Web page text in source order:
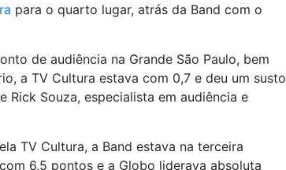
para o quarto lugar, atrás da Band com o
de audiência na Grande São Paulo, bem
a TV Cultura estava com 0,7 e deu um susto
Rick Souza, especialista em audiência e
TV Cultura, a Band estava na terceira
6,5 pontos e a Globo liderava absoluta